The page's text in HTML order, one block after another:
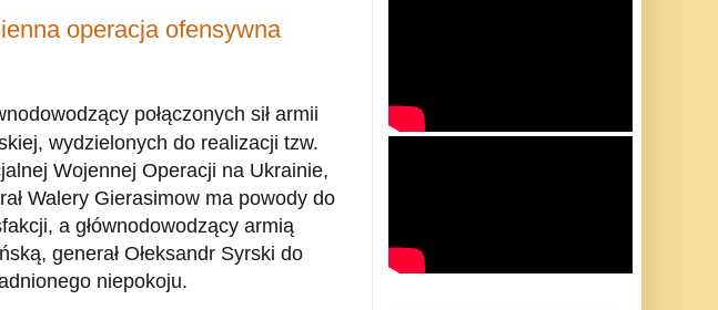
operacja ofensywna
połączonych sił armii
wydzielonych do realizacji tzw.
Wojennej Operacji na Ukrainie,
Walery Gierasimow ma powody do
a głównodowodzący armią
generał Ołeksandr Syrski do
niepokoju.